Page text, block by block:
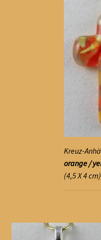
Kreuz-
orange /
(4,5 X 4